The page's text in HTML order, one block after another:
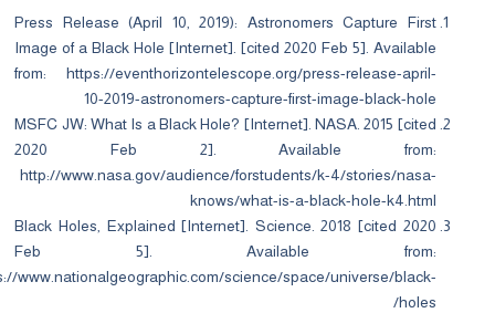
Press Release (April 10, 2019): Astronomers Capture First
Image of a Black Hole [Internet]. [cited 2020 Feb 5]. Available
from:https://eventhorizontelescope.org/press-release-april-
10-2019-astronomers-capture-first-image-black-hole
MSFC JW: What Is a Black Hole? [Internet]. NASA. 2015 [cited
2020 Feb 2]. Available from:
http://www.nasa.gov/audience/forstudents/k-4/stories/nasa-
knows/what-is-a-black-hole-k4.html
Black Holes, Explained [Internet]. Science. 2018 [cited 2020
Feb 5]. Available from:
https://www.nationalgeographic.com/science/space/universe/black-
holes/